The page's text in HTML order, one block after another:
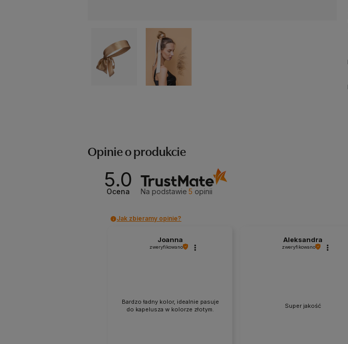
Opinie o produkcie
5.0
Ocena Na podstawie 5 opinii
Jak zbieramy opinie?
Joanna
zweryfikowano
Bardzo ładny kolor, idealnie pasuje
do kapelusza w kolorze złotym.
Aleksandra
zweryfikowano
Super jakość